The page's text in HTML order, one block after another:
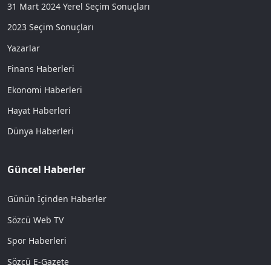
31 Mart 2024 Yerel Seçim Sonuçları
2023 Seçim Sonuçları
Yazarlar
Finans Haberleri
Ekonomi Haberleri
Hayat Haberleri
Dünya Haberleri
Güncel Haberler
Günün İçinden Haberler
Sözcü Web TV
Spor Haberleri
Sözcü E-Gazete